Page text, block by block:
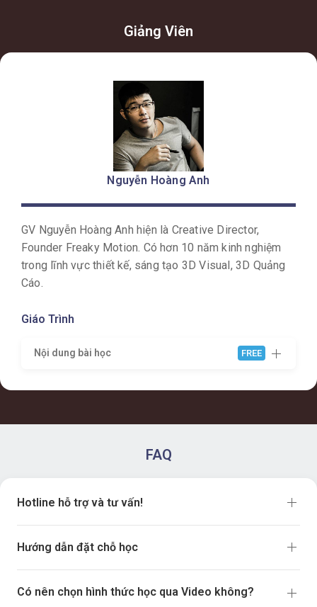
Giảng Viên
Nguyễn Hoàng Anh
GV Nguyễn Hoàng Anh hiện là Creative Director,
Founder Freaky Motion. Có hơn 10 năm kinh nghiệm
trong lĩnh vực thiết kế, sáng tạo 3D Visual, 3D Quảng
Cáo.
Giáo Trình
FREE
Nội dung bài học
FAQ
Hotline hỗ trợ và tư vấn!
Hướng dẫn đặt chỗ học
Có nên chọn hình thức học qua Video không?